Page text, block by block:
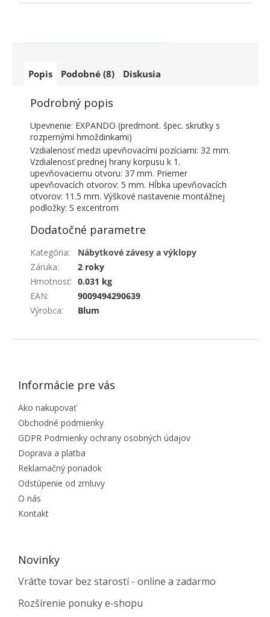
Popis Podobné (8) Diskusia
Podrobný popis
Upevnenie: EXPANDO (predmont. špec. skrutky s
rozpernými hmoždinkami)
Vzdialenosť medzi upevňovacími pozíciami: 32 mm.
Vzdialenosť prednej hrany korpusu k 1.
upevňovaciemu otvoru: 37 mm. Priemer
upevňovacích otvorov: 5 mm. Hĺbka upevňovacích
otvorov: 11.5 mm. Výškové nastavenie montážnej
podložky: S excentrom
Dodatočné parametre
Kategória:
Nábytkové závesy a výklopy
Záruka:
2 roky
Hmotnosť: 0.031 kg
EAN:
9009494290639
Výrobca: Blum
ZÁPÄTIE
Informácie pre vás
Ako nakupovať
Obchodné podmienky
GDPR Podmienky ochrany osobných údajov
Doprava a platba
Reklamačný poriadok
Odstúpenie od zmluvy
O nás
Kontakt
Novinky
Vráťte tovar bez starostí - online a zadarmo
Rozšírenie ponuky e-shopu